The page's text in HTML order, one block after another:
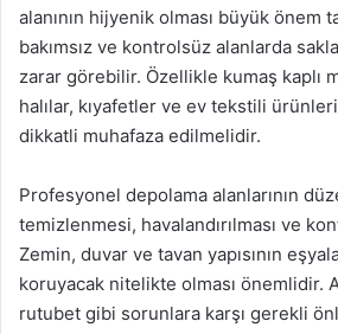
alanının hijyenik olması büyük önem
bakımsız ve kontrolsüz alanlarda
zarar görebilir. Özellikle kumaş kaplı
halılar, kıyafetler ve ev tekstili
dikkatli muhafaza edilmelidir.
Profesyonel depolama alanlarının
temizlenmesi, havalandırılması ve
Zemin, duvar ve tavan yapısının
koruyacak nitelikte olması önemlidir.
rutubet gibi sorunlara karşı gerekli